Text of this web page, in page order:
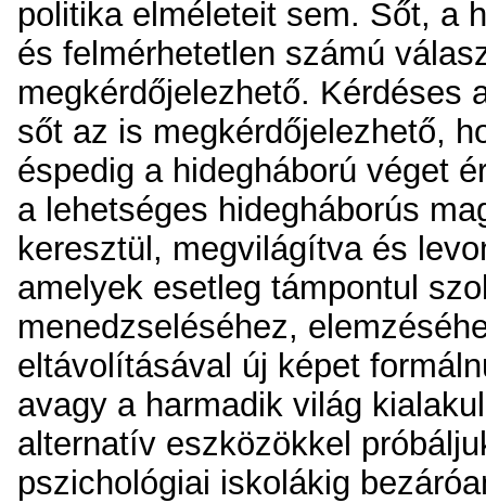
politika elméleteit sem. Sőt, a
és felmérhetetlen számú
megkérdőjelezhető. Kérdéses
sőt az is megkérdőjelezhető,
éspedig a hidegháború véget
a lehetséges hidegháborús
keresztül, megvilágítva és
amelyek esetleg támpontul
menedzseléséhez,
eltávolításával új képet
avagy a harmadik világ
alternatív eszközökkel
pszichológiai iskolákig